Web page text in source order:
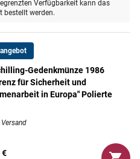
37 mm
24 g
Verfügbarkeit kann das
bestellt werden.
Gedenkmünze 1986
für Sicherheit und
in Europa" Polierte
€